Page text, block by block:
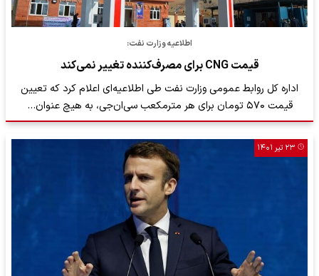
اطلاعیه وزارت نفت:
قیمت CNG برای مصرف‌کننده تغییر نمی‌کند
اداره کل روابط عمومی وزارت نفت طی اطلاعیه‌ای اعلام کرد که تعیین
قیمت ۵۷۰ تومان برای هر مترمکعب سی‌ان‌جی، به هیچ عنوان…
۲۳ تیر ۱۴۰۱